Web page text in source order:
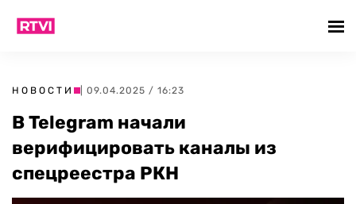
НОВОСТИ | 09.04.2025 / 16:23
В Telegram начали
верифицировать каналы из
спецреестра РКН